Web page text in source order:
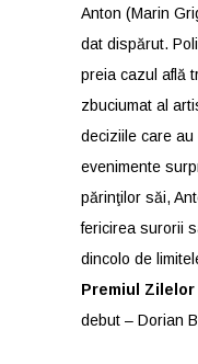
Anton (Marin
dat dispărut.
preia cazul află
zbuciumat al
deciziile care
evenimente
părinţilor săi,
fericirea surorii
dincolo de
Premiul Zilelor
debut – Dorian